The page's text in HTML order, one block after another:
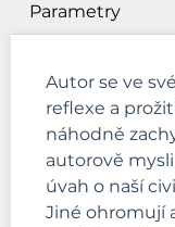
Parametry
Autor se ve
reflexe a
náhodně
autorově
úvah o naší
Jiné ohromují